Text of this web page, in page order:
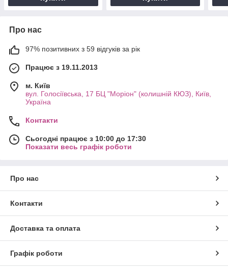
Про нас
97% позитивних з 59 відгуків за рік
Працює з 19.11.2013
м. Київ
вул. Голосіївська, 17 БЦ "Моріон" (колишній КЮЗ), Київ,
Україна
Контакти
Сьогодні працює з 10:00 до 17:30
Показати весь графік роботи
Про нас
Контакти
Доставка та оплата
Графік роботи